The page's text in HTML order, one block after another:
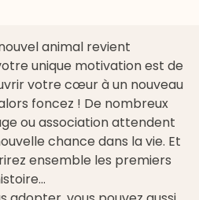
animal revient
unique motivation est de
votre cœur à un nouveau
foncez ! De nombreux
ou associationattendent
chance dans la vie. Et
ensemble les premiers